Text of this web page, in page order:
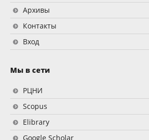
Архивы
Контакты
Вход
Мы в сети
РЦНИ
Scopus
Elibrary
Google Scholar